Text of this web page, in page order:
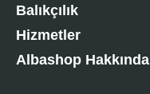
Balıkçılık
Hizmetler
Albashop Hakkında